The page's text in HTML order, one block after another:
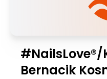
Bernacik